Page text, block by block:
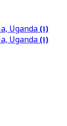
Uganda (1)
Uganda (1)